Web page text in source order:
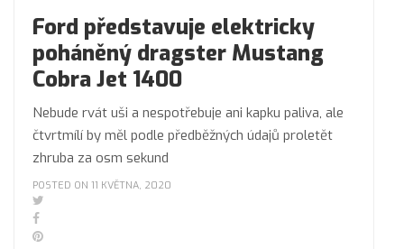
Ford představuje elektricky
poháněný dragster Mustang
Cobra Jet 1400
Nebude rvát uši a nespotřebuje ani kapku paliva, ale
čtvrtmílí by měl podle předběžných údajů proletět
zhruba za osm sekund
POSTED ON 11 KVĚTNA, 2020